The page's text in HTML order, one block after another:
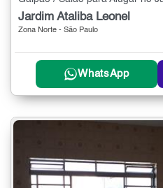
Jardim Ataliba Leonel
Zona Norte - São Paulo
WhatsApp